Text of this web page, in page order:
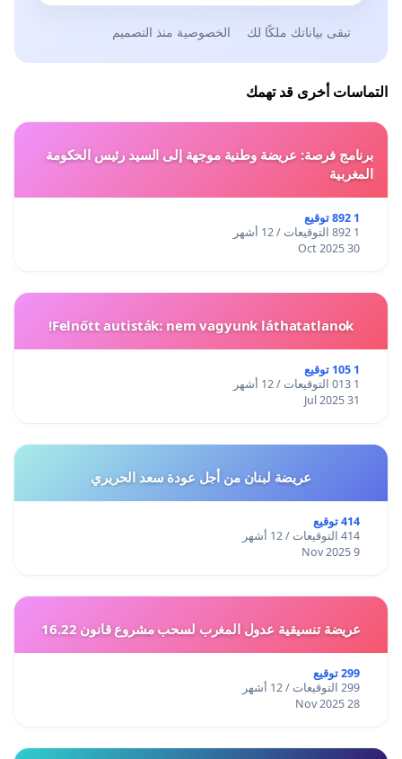
تبقى بياناتك ملكًا لك الخصوصية منذ التصميم
التماسات أخرى قد تهمك
برنامج فرصة: عريضة وطنية موجهة إلى السيد رئيس الحكومة
المغربية
1 892 توقيع
1 892 التوقيعات / 12 أشهر
30 Oct 2025
Felnőtt autisták: nem vagyunk láthatatlanok!
1 105 توقيع
1 013 التوقيعات / 12 أشهر
31 Jul 2025
عريضة لبنان من أجل عودة سعد الحريري
414 توقيع
414 التوقيعات / 12 أشهر
9 Nov 2025
عريضة تنسيقية عدول المغرب لسحب مشروع قانون 16.22
299 توقيع
299 التوقيعات / 12 أشهر
28 Nov 2025